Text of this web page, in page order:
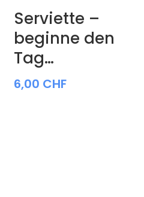
Serviette –
beginne den
Tag…
6,00 CHF